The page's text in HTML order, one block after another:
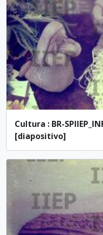
Cultura : BR-
[diapositivo]